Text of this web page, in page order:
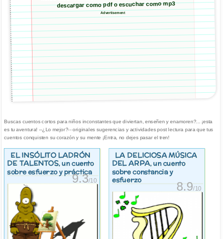
descargar como pdf o escuchar como mp3
Advertisement
Buscas cuentos cortos para niños inconstantes que diviertan, enseñen y enamoren?... ¡esta
es tu aventura! --¿Lo mejor?-- originales sugerencias y actividades post lectura para que tus
cuentos conquisten su corazón y su mente ¡Entra, no dejes pasar el tren!
EL INSÓLITO LADRÓN
DE TALENTOS, un cuento
sobre esfuerzo y práctica
9.3/10
LA DELICIOSA MÚSICA
DEL ARPA, un cuento
sobre constancia y
esfuerzo
8.9/10